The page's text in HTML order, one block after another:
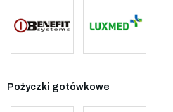
Pożyczki gotówkowe